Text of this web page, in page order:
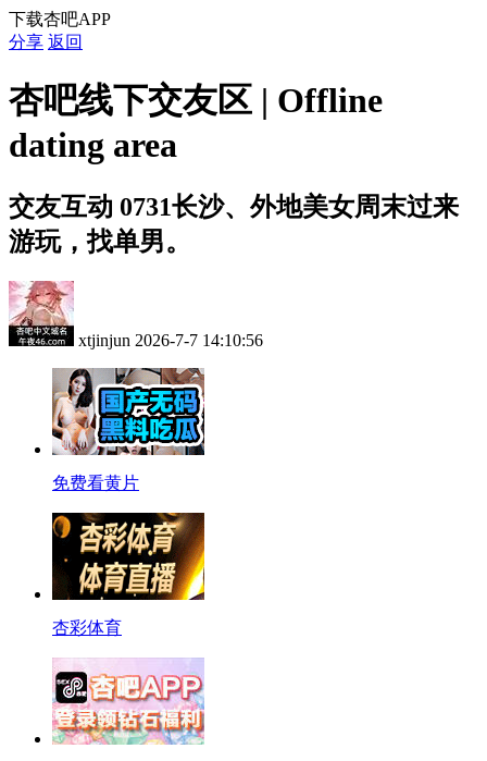
下载杏吧APP
分享 返回
杏吧线下交友区 | Offline
dating area
交友互动 0731长沙、外地美女周末过来
游玩，找单男。
xtjinjun 2026-7-7 14:10:56
免费看黄片
杏彩体育